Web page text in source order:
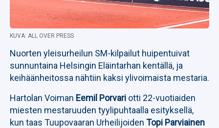
KUVA: ALL OVER PRESS
Nuorten yleisurheilun SM-kilpailut huipentuivat
sunnuntaina Helsingin Eläintarhan kentällä, ja
keihäänheitossa nähtiin kaksi ylivoimaista mestaria.
Hartolan Voiman Eemil Porvari otti 22-vuotiaiden
miesten mestaruuden tyylipuhtaalla esityksellä,
kun taas Tuupovaaran Urheilijoiden Topi Parviainen